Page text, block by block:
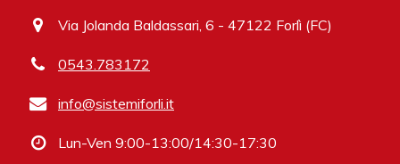
Via Jolanda Baldassari, 6 - 47122 Forlì (FC)
0543.783172
info@sistemiforli.it
Lun-Ven 9:00-13:00/14:30-17:30